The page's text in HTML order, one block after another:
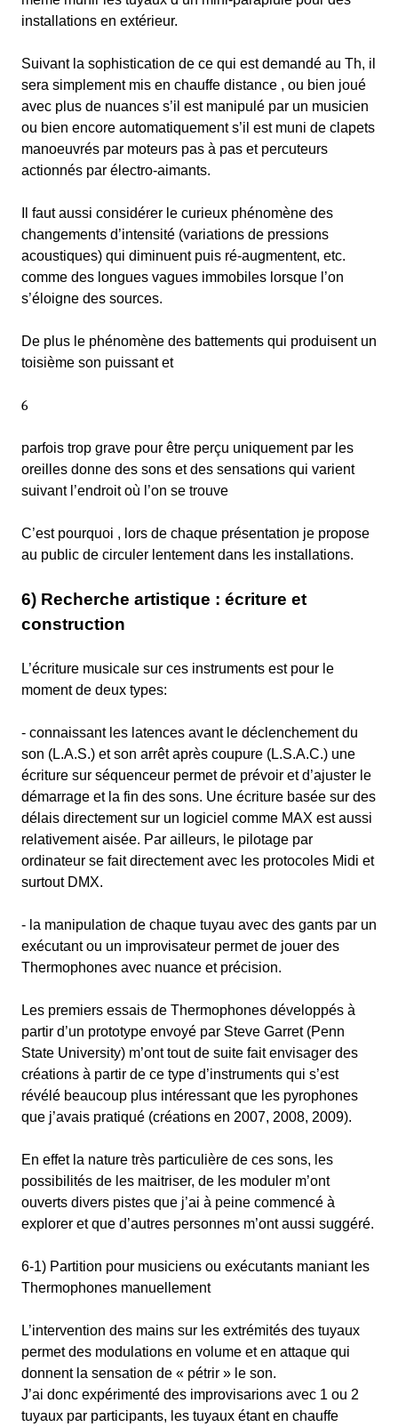
installations en extérieur.
Suivant la sophistication de ce qui est demandé au Th, il
sera simplement mis en chauffe distance , ou bien joué
avec plus de nuances s’il est manipulé par un musicien
ou bien encore automatiquement s’il est muni de clapets
manoeuvrés par moteurs pas à pas et percuteurs
actionnés par électro-aimants.
Il faut aussi considérer le curieux phénomène des
changements d’intensité (variations de pressions
acoustiques) qui diminuent puis ré-augmentent, etc.
comme des longues vagues immobiles lorsque l’on
s’éloigne des sources.
De plus le phénomène des battements qui produisent un
toisième son puissant et
6
parfois trop grave pour être perçu uniquement par les
oreilles donne des sons et des sensations qui varient
suivant l’endroit où l’on se trouve
C’est pourquoi , lors de chaque présentation je propose
au public de circuler lentement dans les installations.
6) Recherche artistique : écriture et
construction
L’écriture musicale sur ces instruments est pour le
moment de deux types:
- connaissant les latences avant le déclenchement du
son (L.A.S.) et son arrêt après coupure (L.S.A.C.) une
écriture sur séquenceur permet de prévoir et d’ajuster le
démarrage et la fin des sons. Une écriture basée sur des
délais directement sur un logiciel comme MAX est aussi
relativement aisée. Par ailleurs, le pilotage par
ordinateur se fait directement avec les protocoles Midi et
surtout DMX.
- la manipulation de chaque tuyau avec des gants par un
exécutant ou un improvisateur permet de jouer des
Thermophones avec nuance et précision.
Les premiers essais de Thermophones développés à
partir d’un prototype envoyé par Steve Garret (Penn
State University) m’ont tout de suite fait envisager des
créations à partir de ce type d’instruments qui s’est
révélé beaucoup plus intéressant que les pyrophones
que j’avais pratiqué (créations en 2007, 2008, 2009).
En effet la nature très particulière de ces sons, les
possibilités de les maitriser, de les moduler m’ont
ouverts divers pistes que j’ai à peine commencé à
explorer et que d’autres personnes m’ont aussi suggéré.
6-1) Partition pour musiciens ou exécutants maniant les
Thermophones manuellement
L’intervention des mains sur les extrémités des tuyaux
permet des modulations en volume et en attaque qui
donnent la sensation de « pétrir » le son.
J’ai donc expérimenté des improvisarions avec 1 ou 2
tuyaux par participants, les tuyaux étant en chauffe